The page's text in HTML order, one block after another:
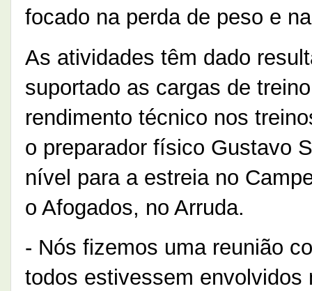
focado na perda de peso e
As atividades têm dado
suportado as cargas de
rendimento técnico nos
o preparador físico Gustavo
nível para a estreia no
o Afogados, no Arruda.
- Nós fizemos uma reunião
todos estivessem